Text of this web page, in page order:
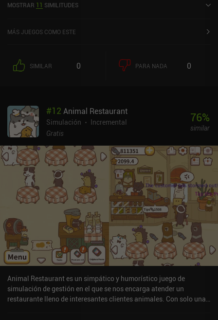
sobre 5,0 en la App Store de iOS.
MOSTRAR 11 SIMILITUDES
MÁS JUEGOS COMO ESTE
SIMILAR 0 PARA NADA 0
#12 Animal Restaurant
Simulación
Incremental
Gratis
76%
similar
Animal Restaurant es un simpático y humorístico juego de
simulación de gestión en el que se nos encarga atender un
restaurante lleno de interesantes clientes animales. Con solo una